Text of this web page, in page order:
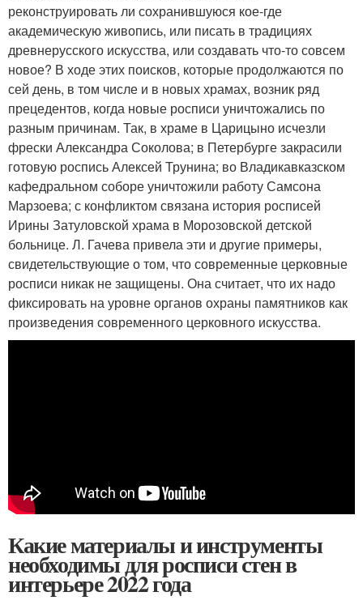
реконструировать ли сохранившуюся кое-где
академическую живопись, или писать в традициях
древнерусского искусства, или создавать что-то совсем
новое? В ходе этих поисков, которые продолжаются по
сей день, в том числе и в новых храмах, возник ряд
прецедентов, когда новые росписи уничтожались по
разным причинам. Так, в храме в Царицыно исчезли
фрески Александра Соколова; в Петербурге закрасили
готовую роспись Алексей Трунина; во Владикавказском
кафедральном соборе уничтожили работу Самсона
Марзоева; с конфликтом связана история росписей
Ирины Затуловской храма в Морозовской детской
больнице. Л. Гачева привела эти и другие примеры,
свидетельствующие о том, что современные церковные
росписи никак не защищены. Она считает, что их надо
фиксировать на уровне органов охраны памятников как
произведения современного церковного искусства.
Какие материалы и инструменты
необходимы для росписи стен в
интерьере 2022 года